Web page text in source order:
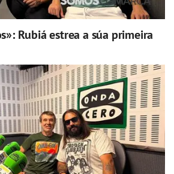
Rubiá estrea a súa primeira